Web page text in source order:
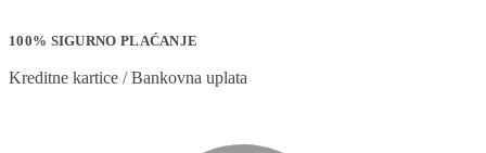
100% SIGURNO PLAĆANJE
Kreditne kartice / Bankovna uplata